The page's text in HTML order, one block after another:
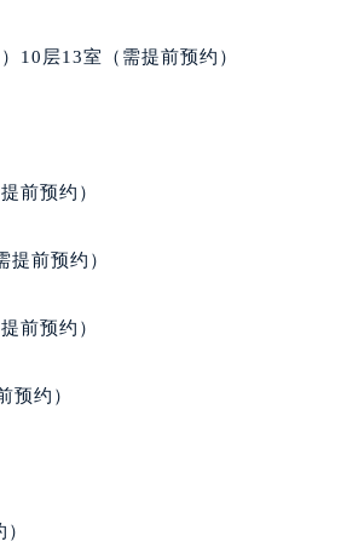
服务中心（需提前预约）
需提前预约）
约）
约）
约）
预约）
预约）
约）
10层13室（需提前预约）
前预约）
前预约）
前预约）
预约）